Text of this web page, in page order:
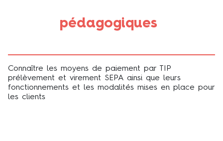
pédagogiques
Connaître les moyens de paiement par TIP
prélèvement et virement SEPA ainsi que leurs
fonctionnements et les modalités mises en place pour
les clients